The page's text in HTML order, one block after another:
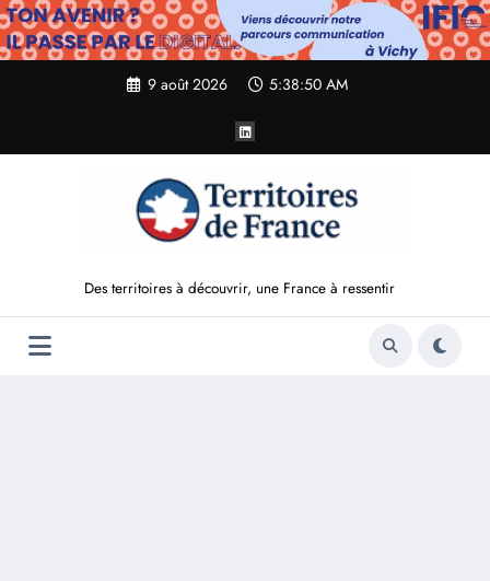
Aller
au
contenu
9 août 2026 5:38:51 AM
Des territoires à découvrir, une France à ressentir